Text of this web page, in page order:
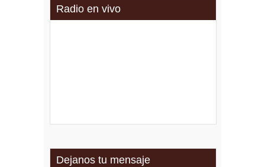
Radio en vivo
Dejanos tu mensaje